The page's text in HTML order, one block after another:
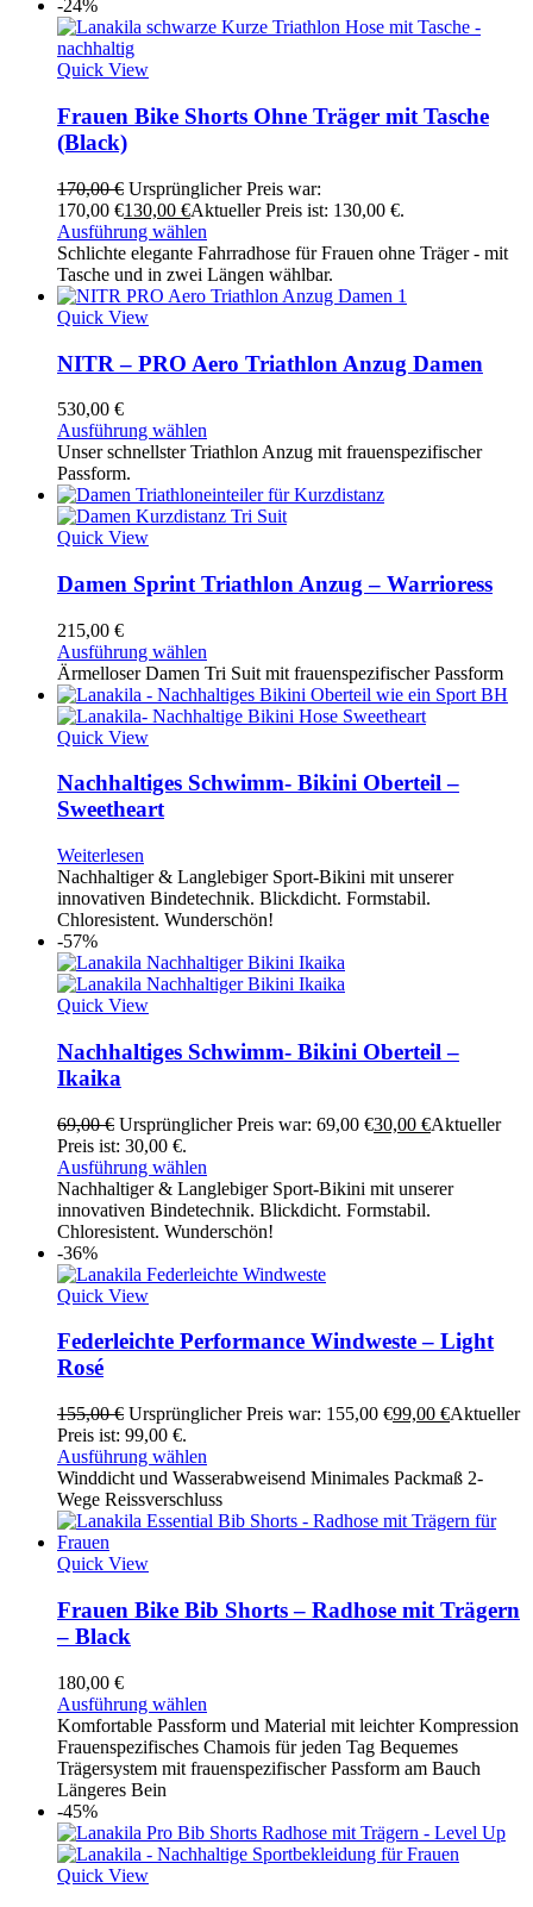
-24%
Quick View
Frauen Bike Shorts Ohne Träger mit Tasche
(Black)
170,00€ Ursprünglicher Preis war:
170,00 €130,00 €Aktueller Preis ist: 130,00 €.
Ausführung wählen
Schlichte elegante Fahrradhose für Frauen ohne Träger - mit
Tasche und in zwei Längen wählbar.
Quick View
NITR – PRO Aero Triathlon Anzug Damen
530,00 €
Ausführung wählen
Unser schnellster Triathlon Anzug mit frauenspezifischer
Passform.
Quick View
Damen Sprint Triathlon Anzug – Warrioress
215,00 €
Ausführung wählen
Ärmelloser Damen Tri Suit mit frauenspezifischer Passform
Quick View
Nachhaltiges Schwimm- Bikini Oberteil –
Sweetheart
Weiterlesen
Nachhaltiger & Langlebiger Sport-Bikini mit unserer
innovativen Bindetechnik. Blickdicht. Formstabil.
Chloresistent. Wunderschön!
-57%
Quick View
Nachhaltiges Schwimm- Bikini Oberteil –
Ikaika
69,00€ Ursprünglicher Preis war: 69,00 €30,00 €Aktueller
Preis ist: 30,00 €.
Ausführung wählen
Nachhaltiger & Langlebiger Sport-Bikini mit unserer
innovativen Bindetechnik. Blickdicht. Formstabil.
Chloresistent. Wunderschön!
-36%
Quick View
Federleichte Performance Windweste – Light
Rosé
155,00€ Ursprünglicher Preis war: 155,00 €99,00 €Aktueller
Preis ist: 99,00 €.
Ausführung wählen
Winddicht und Wasserabweisend Minimales Packmaß 2-
Wege Reissverschluss
Quick View
Frauen Bike Bib Shorts – Radhose mit Trägern
– Black
180,00 €
Ausführung wählen
Komfortable Passform und Material mit leichter Kompression
Frauenspezifisches Chamois für jeden Tag Bequemes
Trägersystem mit frauenspezifischer Passform am Bauch
Längeres Bein
-45%
Quick View